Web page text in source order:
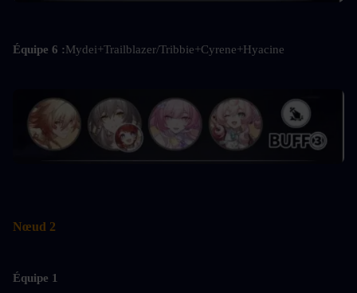
Équipe 6 :Mydei+Trailblazer/Tribbie+Cyrene+Hyacine
Nœud 2
Équipe 1